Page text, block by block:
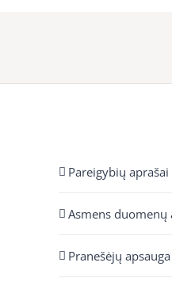
Pareigybių aprašai
Asmens duomenų
Pranešėjų apsauga